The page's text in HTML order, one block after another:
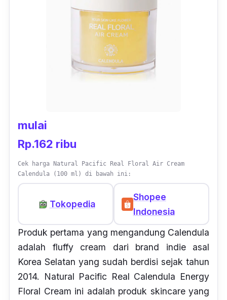
mulai
Rp.162 ribu
Cek harga Natural Pacific Real Floral Air Cream
Calendula (100 ml) di bawah ini:
Tokopedia
Shopee
Indonesia
Produk pertama yang mengandung Calendula
adalah fluffy cream dari brand indieasal
Korea Selatan yang sudah berdisi sejak tahun
2014. Natural Pacific Real Calendula Energy
Floral Cream ini adalah produk skincareyang